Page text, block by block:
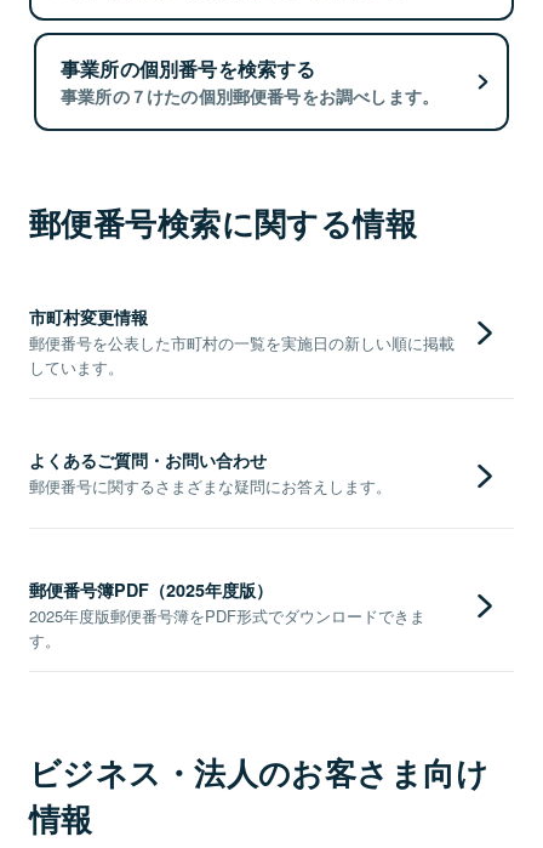
事業所の個別番号を検索する
事業所の７けたの個別郵便番号をお調べします。
郵便番号検索に関する情報
市町村変更情報
郵便番号を公表した市町村の一覧を実施日の新しい順に掲載
しています。
よくあるご質問・お問い合わせ
郵便番号に関するさまざまな疑問にお答えします。
郵便番号簿PDF（2025年度版）
2025年度版郵便番号簿をPDF形式でダウンロードできま
す。
ビジネス・法人のお客さま向け
情報